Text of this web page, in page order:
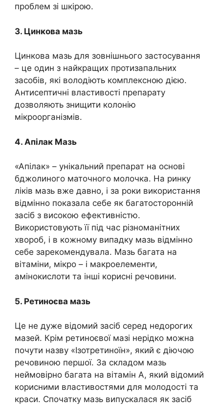
проблем зі шкірою.
3. Цинкова мазь
Цинкова мазь для зовнішнього застосування
– це один з найкращих протизапальних
засобів, які володіють комплексною дією.
Антисептичні властивості препарату
дозволяють знищити колонію
мікроорганізмів.
4. Апілак Мазь
«Апілак» – унікальний препарат на основі
бджолиного маточного молочка. На ринку
ліків мазь вже давно, і за роки використання
відмінно показала себе як багатосторонній
засіб з високою ефективністю.
Використовують її під час різноманітних
хвороб, і в кожному випадку мазь відмінно
себе зарекомендувала. Мазь багата на
вітаміни, мікро – і макроелементи,
амінокислоти та інші корисні речовини.
5. Ретиноєва мазь
Це не дуже відомий засіб серед недорогих
мазей. Крім ретиноєвої мазі нерідко можна
почути назву «Ізотретиноїн», який є діючою
речовиною першої. За складом мазь
неймовірно багата на вітамін А, який відомий
корисними властивостями для молодості та
краси. Спочатку мазь випускалася як засіб